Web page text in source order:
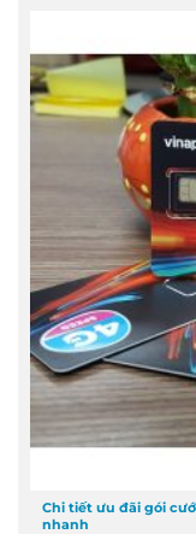
Chi tiết ưu đãi gói
nhanh